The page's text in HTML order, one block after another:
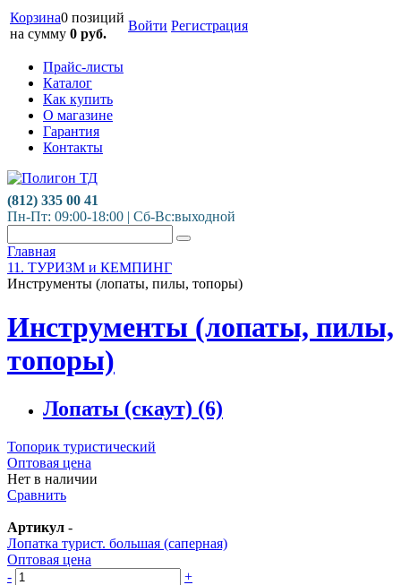
Корзина0 позиций
на сумму 0 руб.
Войти Регистрация
Прайс-листы
Каталог
Как купить
О магазине
Гарантия
Контакты
(812) 335 00 41
Пн-Пт: 09:00-18:00 | Сб-Вс:выходной
Главная
11. ТУРИЗМ и КЕМПИНГ
Инструменты (лопаты, пилы, топоры)
Инструменты (лопаты, пилы,
топоры)
Лопаты (скаут) (6)
Топорик туристический
Оптовая цена
Нет в наличии
Сравнить
Артикул -
Лопатка турист. большая (саперная)
Оптовая цена
-
+